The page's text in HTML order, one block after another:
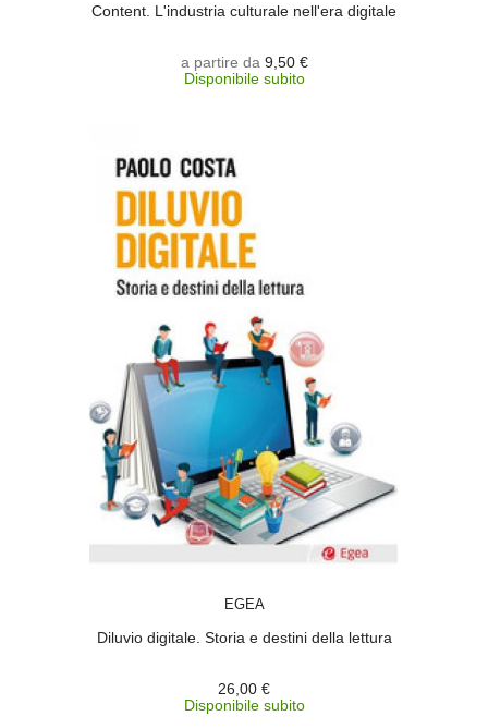
Content. L'industria culturale nell'era digitale
a partire da 9,50 €
Disponibile subito
EGEA
Diluvio digitale. Storia e destini della lettura
26,00 €
Disponibile subito